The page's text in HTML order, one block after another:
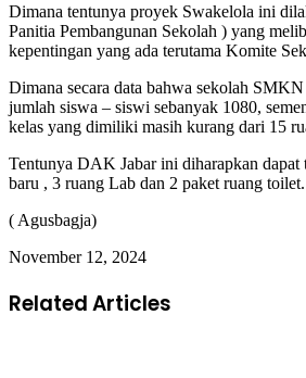
Dimana tentunya proyek Swakelola ini
Panitia Pembangunan Sekolah ) yang
kepentingan yang ada terutama Komite
Dimana secara data bahwa sekolah
jumlah siswa – siswi sebanyak 1080,
kelas yang dimiliki masih kurang dari 15
Tentunya DAK Jabar ini diharapkan dapat
baru , 3 ruang Lab dan 2 paket ruang toilet.
( Agusbagja)
November 12, 2024
Related Articles